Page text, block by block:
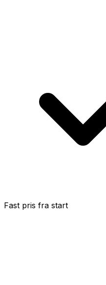
Fast pris fra start